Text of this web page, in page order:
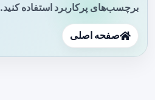
برچسب‌های پرکاربرد استفاده کنید.
صفحه اصلی